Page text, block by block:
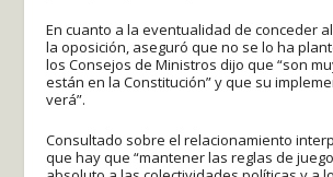
En cuanto a la eventualidad de conceder
la oposición, aseguró que no se lo ha
los Consejos de Ministros dijo que “son
están en la Constitución” y que su
verá”.
Consultado sobre el relacionamiento
que hay que “mantener las reglas de